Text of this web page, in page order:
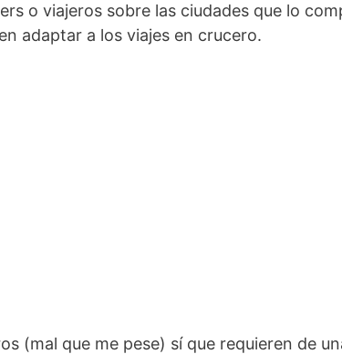
o viajeros sobre las ciudades que lo
adaptar a los viajes en crucero.
(mal que me pese) sí que requieren de